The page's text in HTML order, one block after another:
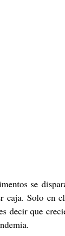
se
caja. Solo en
decir que